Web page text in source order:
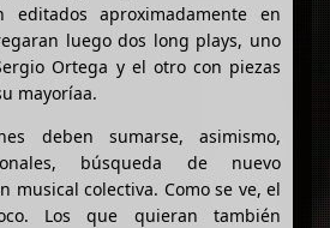
editados aproximadamente en
luego dos long plays, uno
Ortega y el otro con piezas
mayoríaa.
deben sumarse, asimismo,
búsqueda de nuevo
musical colectiva. Como se ve, el
Los que quieran también